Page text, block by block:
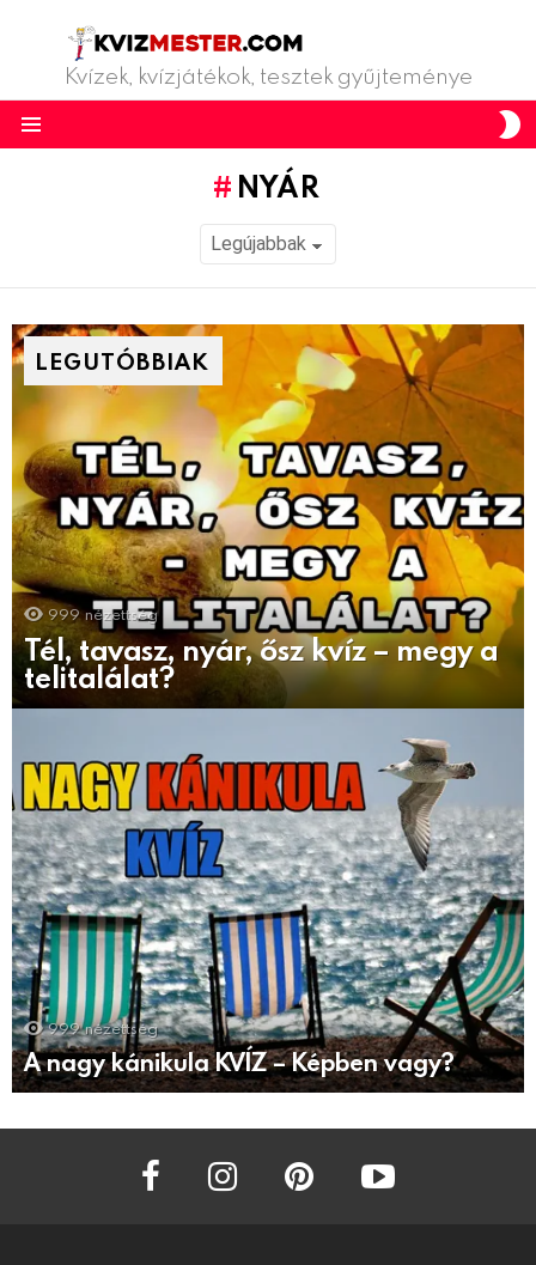
Kvízek, kvízjátékok, tesztek gyűjteménye
NYÁR
LEGUTÓBBIAK
999 nézettség
Tél, tavasz, nyár, ősz kvíz – megy a
telitalálat?
999 nézettség
A nagy kánikula KVÍZ – Képben vagy?
facebook instagram